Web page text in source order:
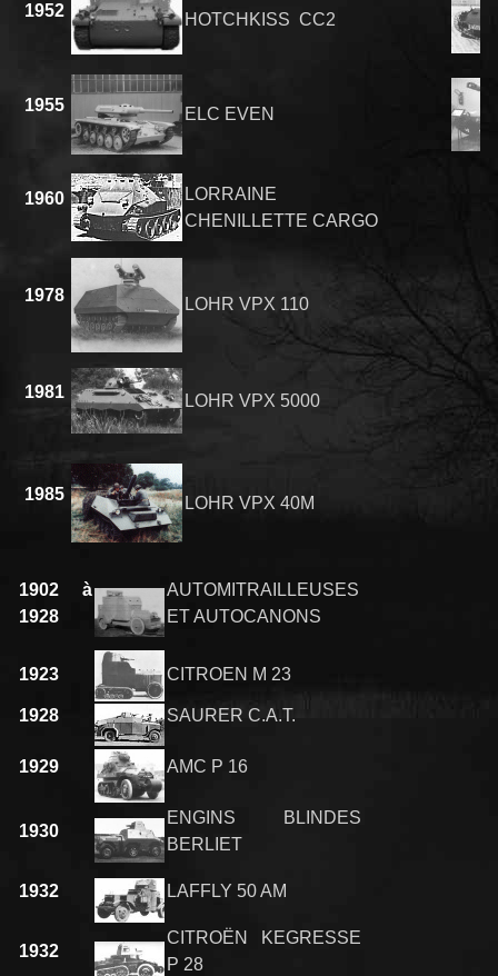
1952 HOTCHKISS CC2
1955 ELC EVEN
1960
LORRAINE
CHENILLETTE CARGO
1978 LOHR VPX 110
1981 LOHR VPX 5000
1985 LOHR VPX 40M
1902 à
1928
AUTOMITRAILLEUSES
ET AUTOCANONS
1923 CITROEN M 23
1928 SAURER C.A.T.
1929 AMC P 16
1930
ENGINS BLINDES
BERLIET
1932 LAFFLY 50 AM
1932
CITROËN KEGRESSE
P 28